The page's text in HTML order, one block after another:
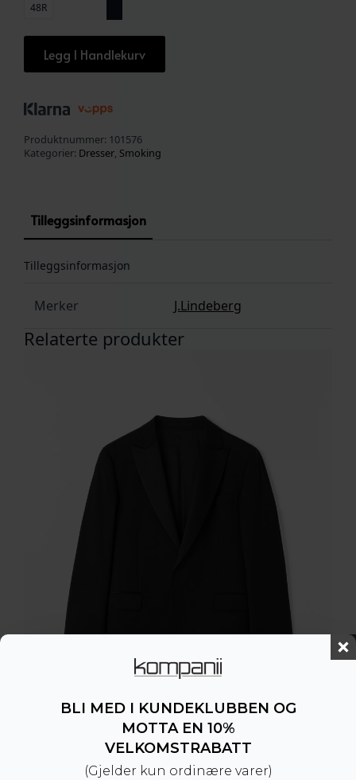
48R
Legg I Handlekurv
Produktnummer: 101576
Kategorier: Dresser, Smoking
Tilleggsinformasjon
Tilleggsinformasjon
Merker J.Lindeberg
Relaterte produkter
BLI MED I KUNDEKLUBBEN OG
MOTTA EN 10%
VELKOMSTRABATT
(Gjelder kun ordinære varer)